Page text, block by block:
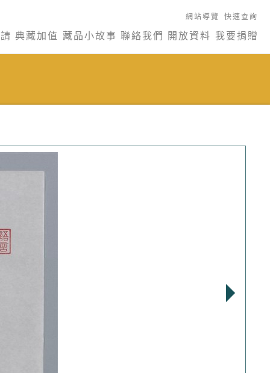
網站導覽 快速查詢
典藏加值 藏品小故事 聯絡我們 開放資料 我要捐贈